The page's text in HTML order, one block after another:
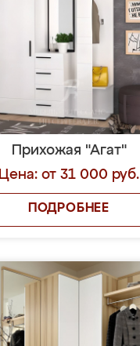
Прихожая "Агат"
Цена: от 31 000 руб.
ПОДРОБНЕЕ